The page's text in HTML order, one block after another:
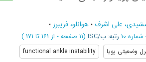
علی اشرف؛هوانلو، فریبرز ؛
رتبه: ب/ISC (‎11 صفحه - از 161 تا 171 )
وضعیتی پویا
functional ankle instability